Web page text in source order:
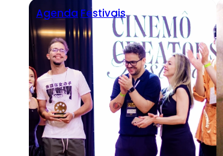
Agenda Festivais